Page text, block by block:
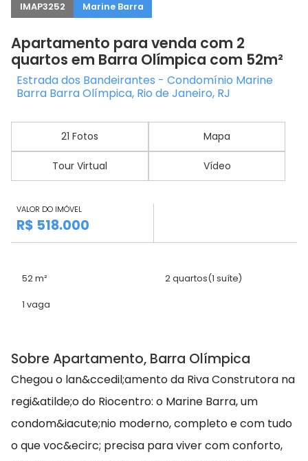
IMAP3252 Marine Barra
Apartamento para venda com 2
quartos em Barra Olímpica com 52m²
Estrada dos Bandeirantes - Condomínio Marine
Barra Barra Olímpica, Rio de Janeiro, RJ
21 Fotos Mapa
Tour Virtual Vídeo
VALOR DO IMÓVEL
R$ 518.000
52 m² 2 quartos(1 suíte)
1 vaga
Sobre Apartamento, Barra Olímpica
Chegou o lan&ccedil;amento da Riva Construtora na
regi&atilde;o do Riocentro: o Marine Barra, um
condom&iacute;nio moderno, completo e com tudo
o que voc&ecirc; precisa para viver com conforto,